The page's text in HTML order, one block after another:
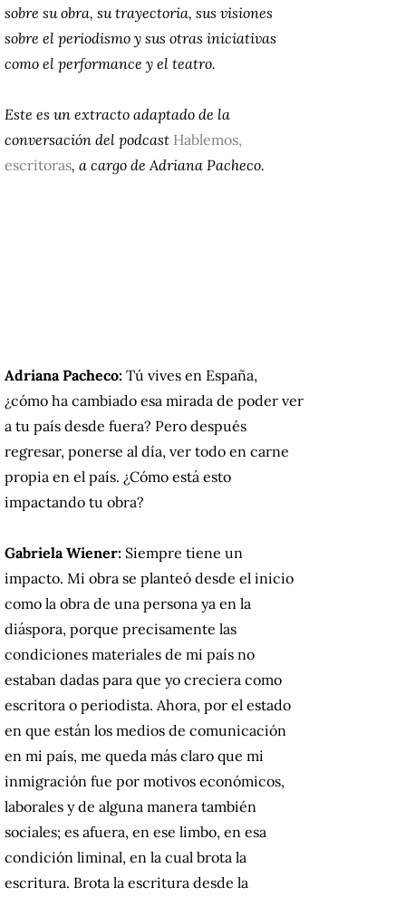
sobre su obra, su trayectoria, sus visiones
sobre el periodismo y sus otras iniciativas
como el performance y el teatro.
Este es un extracto adaptado de la
conversación del podcast Hablemos,
escritoras, a cargo de Adriana Pacheco.
Adriana Pacheco: Tú vives en España,
¿cómo ha cambiado esa mirada de poder ver
a tu país desde fuera? Pero después
regresar, ponerse al día, ver todo en carne
propia en el país. ¿Cómo está esto
impactando tu obra?
Gabriela Wiener: Siempre tiene un
impacto. Mi obra se planteó desde el inicio
como la obra de una persona ya en la
diáspora, porque precisamente las
condiciones materiales de mi país no
estaban dadas para que yo creciera como
escritora o periodista. Ahora, por el estado
en que están los medios de comunicación
en mi país, me queda más claro que mi
inmigración fue por motivos económicos,
laborales y de alguna manera también
sociales; es afuera, en ese limbo, en esa
condición liminal, en la cual brota la
escritura. Brota la escritura desde la